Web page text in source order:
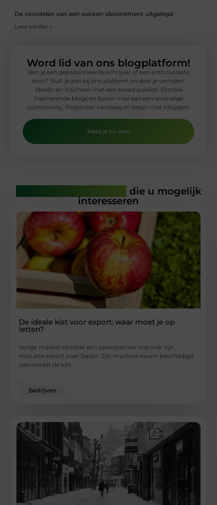
De voordelen van een sokken abonnement uitgelegd
Lees verder »
Word lid van ons blogplatform!
Ben jij een gepassioneerde schrijver of een enthousiaste
lezer? Sluit je aan bij ons platform en deel je verhalen,
ideeën en inzichten met een breed publiek. Ontdek
inspirerende blogs en bouw mee aan een levendige
community. Registreer vandaag en begin met bloggen!
Meld je nu aan!
die u mogelijk
interesseren
De ideale kist voor export: waar moet je op
letten?
Vorige maand vertelde een zakenpartner me over zijn
mislukte export naar Japan. Zijn machine kwam beschadigd
aan omdat de kist
Bedrijven